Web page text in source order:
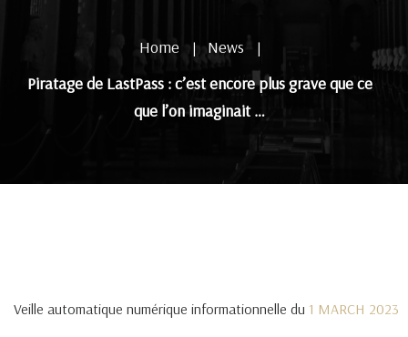
Home |News |
Piratage de LastPass : c’est encore plus grave que ce
que l’on imaginait …
Veille automatique numérique informationnelle du 1 MARCH 2023